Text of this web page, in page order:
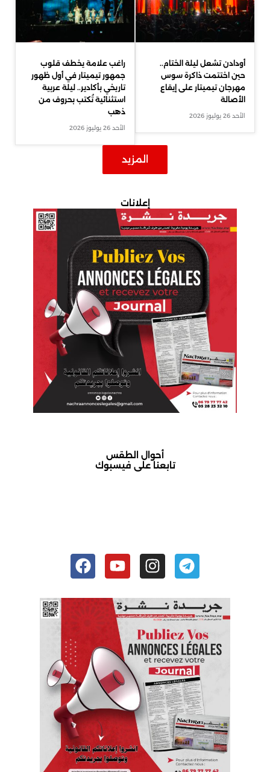
أودادن تشعل ليلة الختام..
حين اختتمت ذاكرة سوس
مهرجان تيميتار على إيقاع
الأصالة
الأحد 26 يوليوز 2026
راغب علامة يخطف قلوب
جمهور تيميتار في أول ظهور
تاريخي بأكادير.. ليلة عربية
استثنائية تُكتب بحروف من
ذهب
الأحد 26 يوليوز 2026
المزيد
إعلانات
أحوال الطقس
أكادير حالة الطقستابعنا على فيسبوك
Telegram
Instagram
Youtube
Facebook